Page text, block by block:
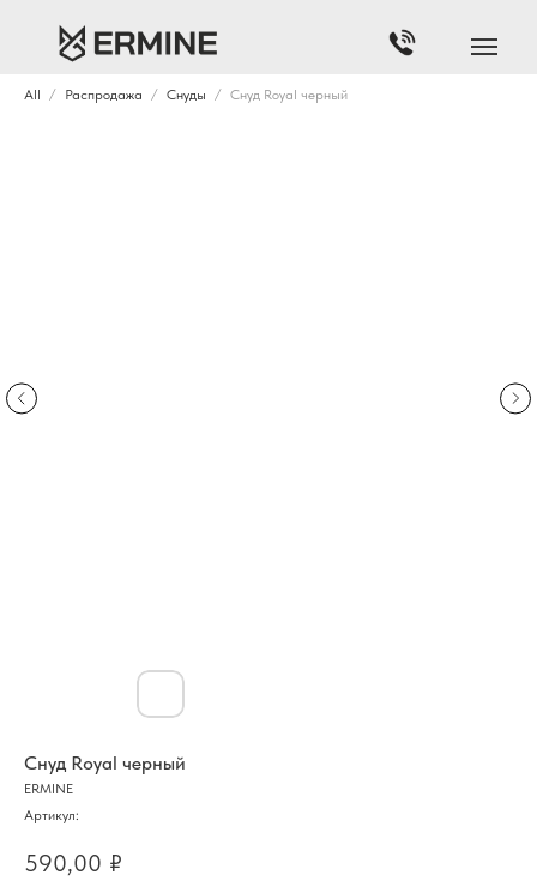
All Распродажа Снуды Снуд Royal черный
Снуд Royal черный
ERMINE
Артикул:
590,00 ₽